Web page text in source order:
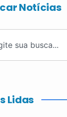
Notícias
Lidas